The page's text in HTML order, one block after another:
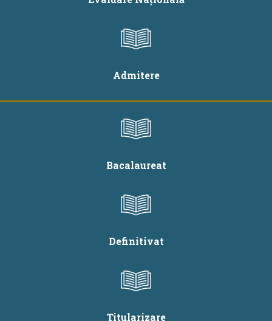
Admitere
Bacalaureat
Definitivat
Titularizare